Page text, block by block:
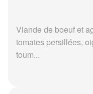
Viande de boeuf et
tomates persillées,
toum...